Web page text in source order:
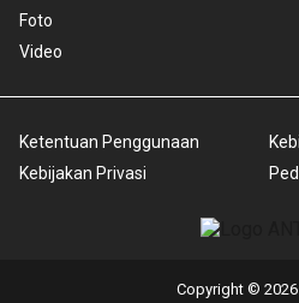
Foto
Video
Ketentuan Penggunaan
Kebijakan Privasi
Copyright © 2026